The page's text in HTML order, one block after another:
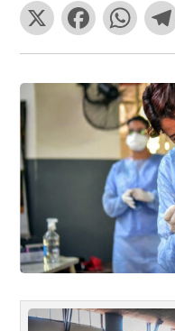
X
F
a
c
e
b
o
o
k
W
h
at
s
A
p
p